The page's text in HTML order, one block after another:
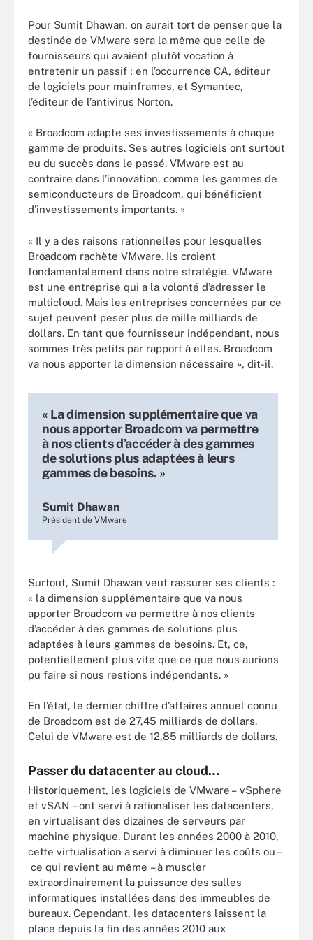
Pour Sumit Dhawan, on aurait tort de penser que la
destinée de VMware sera la même que celle de
fournisseurs qui avaient plutôt vocation à
entretenir un passif ; en l’occurrence CA, éditeur
de logiciels pour mainframes, et Symantec,
l’éditeur de l’antivirus Norton.
« Broadcom adapte ses investissements à chaque
gamme de produits. Ses autres logiciels ont surtout
eu du succès dans le passé. VMware est au
contraire dans l’innovation, comme les gammes de
semiconducteurs de Broadcom, qui bénéficient
d’investissements importants. »
« Il y a des raisons rationnelles pour lesquelles
Broadcom rachète VMware. Ils croient
fondamentalement dans notre stratégie. VMware
est une entreprise qui a la volonté d’adresser le
multicloud. Mais les entreprises concernées par ce
sujet peuvent peser plus de mille milliards de
dollars. En tant que fournisseur indépendant, nous
sommes très petits par rapport à elles. Broadcom
va nous apporter la dimension nécessaire », dit-il.
« La dimension supplémentaire que va
nous apporter Broadcom va permettre
à nos clients d’accéder à des gammes
de solutions plus adaptées à leurs
gammes de besoins. »
Sumit Dhawan
Président de VMware
Surtout, Sumit Dhawan veut rassurer ses clients :
« la dimension supplémentaire que va nous
apporter Broadcom va permettre à nos clients
d’accéder à des gammes de solutions plus
adaptées à leurs gammes de besoins. Et, ce,
potentiellement plus vite que ce que nous aurions
pu faire si nous restions indépendants. »
En l’état, le dernier chiffre d’affaires annuel connu
de Broadcom est de 27,45 milliards de dollars.
Celui de VMware est de 12,85 milliards de dollars.
Passer du datacenter au cloud…
Historiquement, les logiciels de VMware – vSphere
et vSAN – ont servi à rationaliser les datacenters,
en virtualisant des dizaines de serveurs par
machine physique. Durant les années 2000 à 2010,
cette virtualisation a servi à diminuer les coûts ou –
ce qui revient au même – à muscler
extraordinairement la puissance des salles
informatiques installées dans des immeubles de
bureaux. Cependant, les datacenters laissent la
place depuis la fin des années 2010 aux